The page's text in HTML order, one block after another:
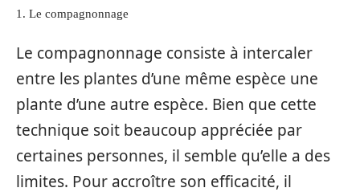
1. Le compagnonnage
Le compagnonnage consiste à intercaler
entre les plantes d’une même espèce une
plante d’une autre espèce. Bien que cette
technique soit beaucoup appréciée par
certaines personnes, il semble qu’elle a des
limites. Pour accroître son efficacité, il